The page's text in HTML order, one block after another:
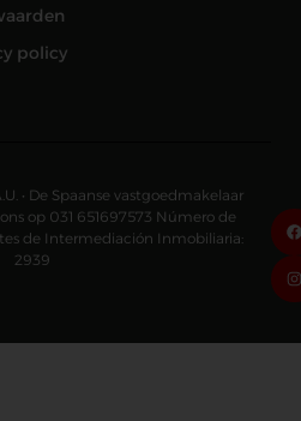
policy
• De Spaanse vastgoedmakelaar
ons op 031 651697573 Número de
de Intermediación Inmobiliaria:
2939